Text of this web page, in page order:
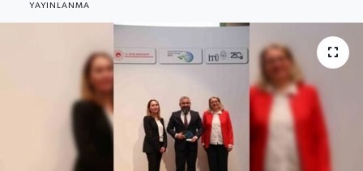
YAYINLANMA
MAGAZİN
YEREL